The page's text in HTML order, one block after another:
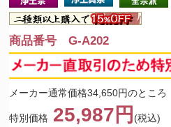
商品番号 G-A202
メーカー通常価格34,650円のところ
特別価格 25,987円 (税込)